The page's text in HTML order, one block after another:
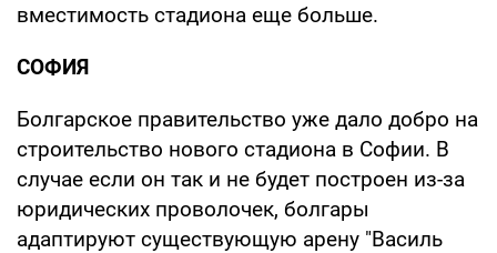
вместимость стадиона еще больше.
СОФИЯ
Болгарское правительство уже дало добро на
строительство нового стадиона в Софии. В
случае если он так и не будет построен из-за
юридических проволочек, болгары
адаптируют существующую арену "Василь